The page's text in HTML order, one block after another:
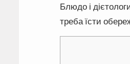
Блюдо і
треба їсти